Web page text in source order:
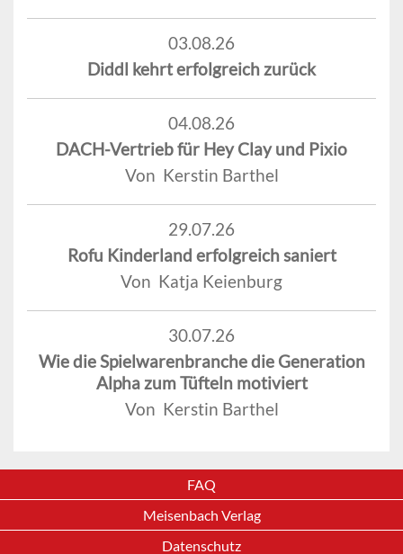
03.08.26
Diddl kehrt erfolgreich zurück
04.08.26
DACH-Vertrieb für Hey Clay und Pixio
Von Kerstin Barthel
29.07.26
Rofu Kinderland erfolgreich saniert
Von Katja Keienburg
30.07.26
Wie die Spielwarenbranche die Generation
Alpha zum Tüfteln motiviert
Von Kerstin Barthel
FAQ
Meisenbach Verlag
Datenschutz